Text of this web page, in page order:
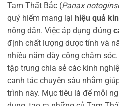
Tam Thất Bắc (Panax
quý hiếm mang lại hiệu quả
nông dân. Việc áp dụng đúng
định chất lượng dược tính và
nhiều năm dày công chăm
tập trung chia sẻ các kinh
canh tác chuyên sâu nhằm
trình này. Mục tiêu là để mỗi